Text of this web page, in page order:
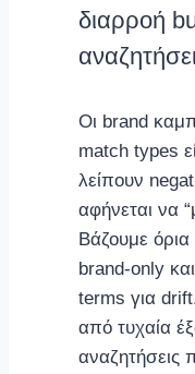
διαρροή
Οι brand
match types
λείπουν
αφήνεται να
Βάζουμε
brand-only
terms για
από τυχαία
αναζητήσεις